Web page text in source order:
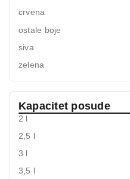
crvena
ostale boje
siva
zelena
Kapacitet posude
2 l
2,5 l
3 l
3,5 l